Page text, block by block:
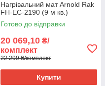
Нагрівальний мат Arnold Rak
FH-EC-2190 (9 м кв.)
Готово до відправки
20 069,10 ₴/
комплект
22 299 ₴/комплект
Купити